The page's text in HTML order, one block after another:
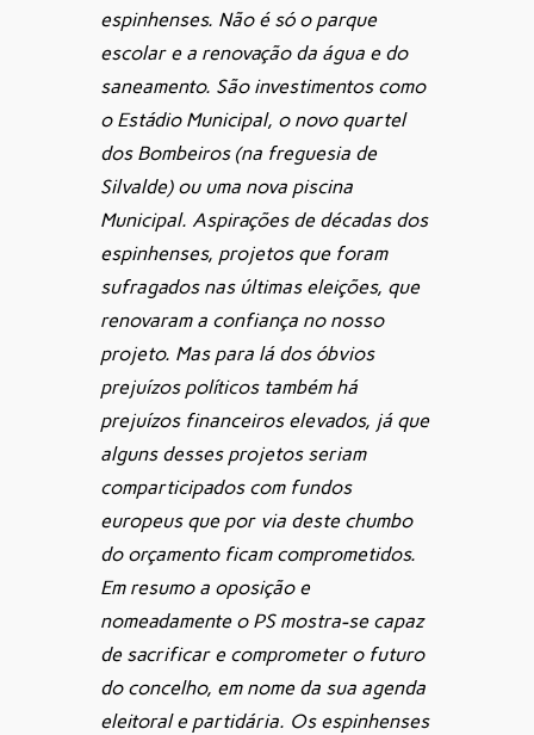
espinhenses. Não é só o parque
escolar e a renovação da água e do
saneamento. São investimentos como
o Estádio Municipal, o novo quartel
dos Bombeiros (na freguesia de
Silvalde) ou uma nova piscina
Municipal. Aspirações de décadas dos
espinhenses, projetos que foram
sufragados nas últimas eleições, que
renovaram a confiança no nosso
projeto. Mas para lá dos óbvios
prejuízos políticos também há
prejuízos financeiros elevados, já que
alguns desses projetos seriam
comparticipados com fundos
europeus que por via deste chumbo
do orçamento ficam comprometidos.
Em resumo a oposição e
nomeadamente o PS mostra-se capaz
de sacrificar e comprometer o futuro
do concelho, em nome da sua agenda
eleitoral e partidária. Os espinhenses